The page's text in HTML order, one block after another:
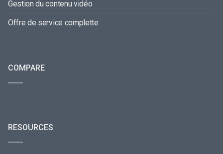
Gestion du contenu vidéo
Offre de service complette
COMPARE
RESOURCES